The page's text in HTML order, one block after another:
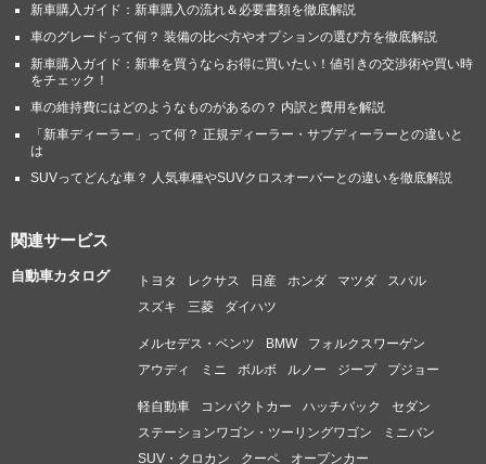
新車購入ガイド：新車購入の流れ＆必要書類を徹底解説
車のグレードって何？ 装備の比べ方やオプションの選び方を徹底解説
新車購入ガイド：新車を買うならお得に買いたい！値引きの交渉術や買い時
をチェック！
車の維持費にはどのようなものがあるの？ 内訳と費用を解説
「新車ディーラー」って何？ 正規ディーラー・サブディーラーとの違いと
は
SUVってどんな車？ 人気車種やSUVクロスオーバーとの違いを徹底解説
関連サービス
自動車カタログ トヨタ レクサス 日産 ホンダ マツダ
スバル
スズキ
三菱 ダイハツ
メルセデス・ベンツ BMW
フォルクスワーゲン
アウディ
ミニ ボルボ ルノー ジープ プジョー
軽自動車 コンパクトカー ハッチバック
セダン
ステーションワゴン・ツーリングワゴン
ミニバン
SUV・クロカン
クーペ
オープンカー